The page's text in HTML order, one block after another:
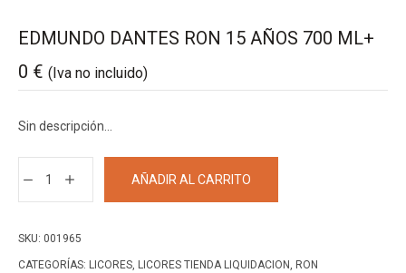
EDMUNDO DANTES RON 15 AÑOS 700 ML+
0 € (Iva no incluido)
Sin descripción…
15
AÑOS
AÑADIR AL CARRITO
SKU: 001965
CATEGORÍAS: LICORES, LICORES TIENDA LIQUIDACION , RON